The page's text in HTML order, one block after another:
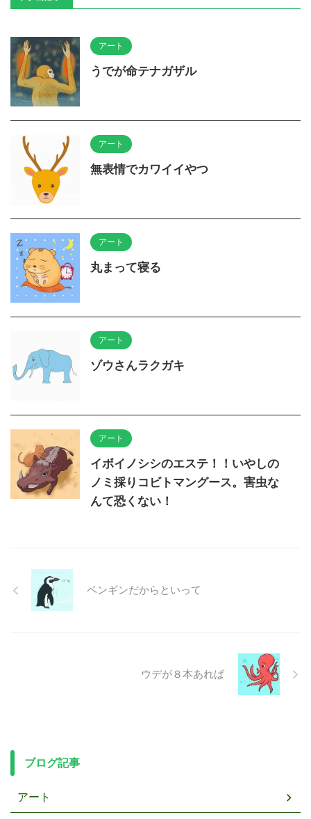
アート
うでが命テナガザル
アート
無表情でカワイイやつ
アート
丸まって寝る
アート
ゾウさんラクガキ
アート
イボイノシシのエステ！！いやしの
ノミ採りコビトマングース。害虫な
んて恐くない！
ペンギンだからといって
ウデが８本あれば
ブログ記事
アート